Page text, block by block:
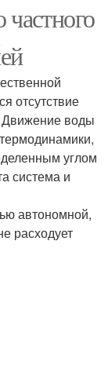
отсутствие
Движение воды
углом
система и
автономной,
расходует